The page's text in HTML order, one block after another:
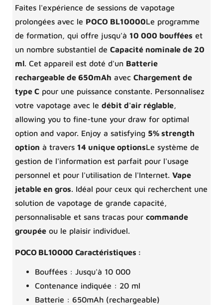
Faites l'expérience de sessions de vapotage
prolongées avec le POCO BL10000Le programme
de formation, qui offre jusqu'à 10 000 bouffées et
un nombre substantiel de Capacité nominale de 20
ml. Cet appareil est doté d'un Batterie
rechargeable de 650mAh avec Chargement de
type C pour une puissance constante. Personnalisez
votre vapotage avec le débit d'air réglable,
allowing you to fine-tune your draw for optimal
option and vapor. Enjoy a satisfying 5% strength
option à travers 14 unique optionsLe système de
gestion de l'information est parfait pour l'usage
personnel et pour l'utilisation de l'Internet. Vape
jetable en gros. Idéal pour ceux qui recherchent une
solution de vapotage de grande capacité,
personnalisable et sans tracas pour commande
groupée ou le plaisir individuel.
POCO BL10000 Caractéristiques :
Bouffées : Jusqu'à 10 000
Contenance indiquée : 20 ml
Batterie : 650mAh (rechargeable)